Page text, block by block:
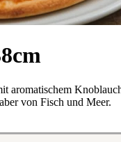
aromatischem
von Fisch und Meer.